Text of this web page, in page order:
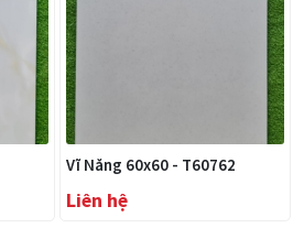
Vĩ Năng 60x60 - T60762
Liên hệ